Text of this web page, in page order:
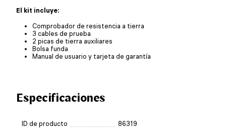
El kit incluye:
Comprobador de resistencia a tierra
3 cables de prueba
2 picas de tierra auxiliares
Bolsa funda
Manual de usuario y tarjeta de garantía
Especificaciones
ID de producto 86319